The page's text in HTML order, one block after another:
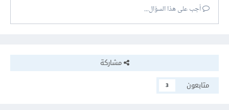
أجب على هذا السؤال...
مشاركة
متابعون
3